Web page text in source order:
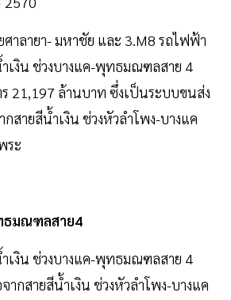
าลายา- มหาชัย และ 3.M8 รถไฟฟ้า
เงิน ช่วงบางแค-พุทธมณฑลสาย 4
ร 21,197 ล้านบาท ซึ่งเป็นระบบขนส่ง
สายสีนํ้าเงิน ช่วงหัวลำโพง-บางแค
ระ
ธมณฑลสาย4
เงิน ช่วงบางแค-พุทธมณฑลสาย 4
ากสายสีนํ้าเงิน ช่วงหัวลำโพง-บางแค